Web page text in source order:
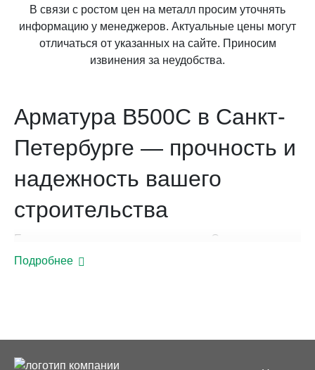
В связи с ростом цен на металл просим уточнять
информацию у менеджеров. Актуальные цены могут
отличаться от указанных на сайте. Приносим
извинения за неудобства.
Арматура В500С в Санкт-
Петербурге — прочность и
надежность вашего
строительства
Если вы планируете строительство в Санкт-
Петербурге и ищете качественную арматуру, обратите
Преимущества арматуры В500С
Подробнее